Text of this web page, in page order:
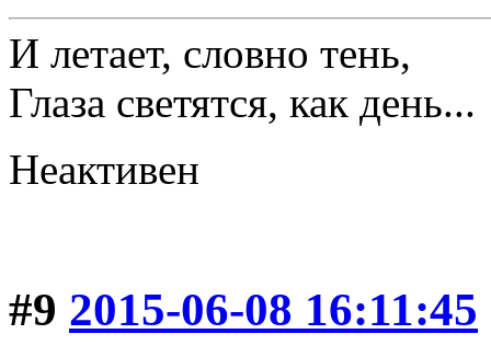
И летает, словно тень,
Глаза светятся, как день...
Неактивен
#9 2015-06-08 16:11:45